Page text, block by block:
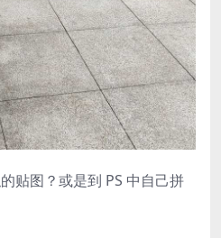
贴图？或是到 PS 中自己拼